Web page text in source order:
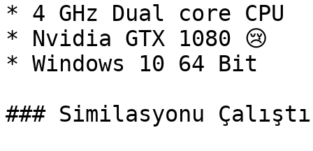
* 4 GHz Dual core CPU
* Nvidia GTX 1080 😢
* Windows 10 64 Bit
### Similasyonu